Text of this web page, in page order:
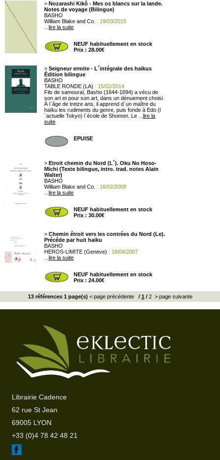
> Nozarashi Kikô - Mes os blancs sur la lande.
Notes de voyage (Bilingue)
BASHO
William Blake and Co. : 19/03/2015
lire la suite
NEUF habituellement en stock
Prix : 28.00€
> Seigneur ermite - L´intégrale des haïkus
Édition bilingue
BASHO
TABLE RONDE (LA) : 15/02/2014
Fils de samouraï, Basho (1644-1694) a vécu de
son art et pour son art, dans un dénuement choisi.
À l´âge de treize ans, il apprend d´un maître du
haïku les rudiments du genre, puis fonde à Edo (l
´actuelle Tokyo) l´école de Shomon. Le ... lire la
suite
EPUISE
> Etroit chemin du Nord (L´). Oku No Hoso-
Michi (Texte bilingue, intro. trad. notes Alain
Walter)
BASHO
William Blake and Co. : 16/02/2008
lire la suite
NEUF habituellement en stock
Prix : 30.00€
> Chemin étroit vers les contrées du Nord (Le).
Précéde par huit haïku
BASHO
HEROS-LIMITE (Geneve) : 18/04/2007
lire la suite
NEUF habituellement en stock
Prix : 24.00€
13 références 1 page(s) < page précédente/ 1 /2 > page suivante
Librairie Cadence
62 rue St Jean
69005 LYON
+33 (0)4 78 42 48 21